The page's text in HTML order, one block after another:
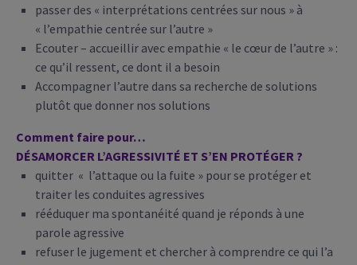
passer des « interprétations centrées sur nous » à
« l’empathie centrée sur l’autre »
Ecouter – accueillir avec empathie « le cœur de l’autre » :
ce qu’il ressent, ce dont il a besoin
Accompagner l’autre dans sa recherche de solutions
plutôt que donner nos solutions
Comment faire pour…
DÉSAMORCER L’AGRESSIVITÉ ET S’EN PROTÉGER ?
quitter « l’attaque ou la fuite » pour se protéger et
traiter les conduites agressives
rééduquer ma spontanéité quand je réponds à une
parole agressive
refuser le jugement et chercher à comprendre ce qui l’a